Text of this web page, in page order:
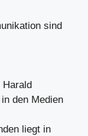
sind
den Medien
liegt in